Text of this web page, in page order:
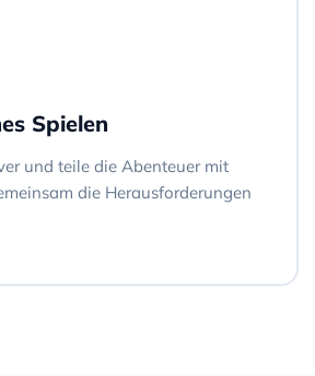
Spielen
und teile die Abenteuer mit
die Herausforderungen